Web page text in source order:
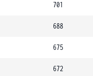
701
688
675
672